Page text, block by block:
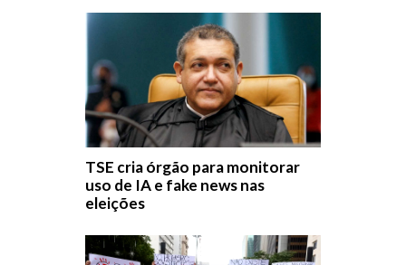
TSE cria órgão para monitorar
uso de IA e fake news nas
eleições